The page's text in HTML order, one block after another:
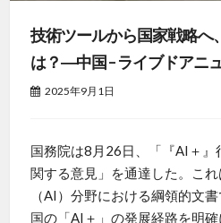
技術ツールから国家戦略へ
は？―中国 – ライブドアニ
2025年9月1日
国務院は8月26日、「『AI＋』
関する意見」を通達した。こ
（AI）分野における綱領的文
国の「AI＋」の発展経路を明